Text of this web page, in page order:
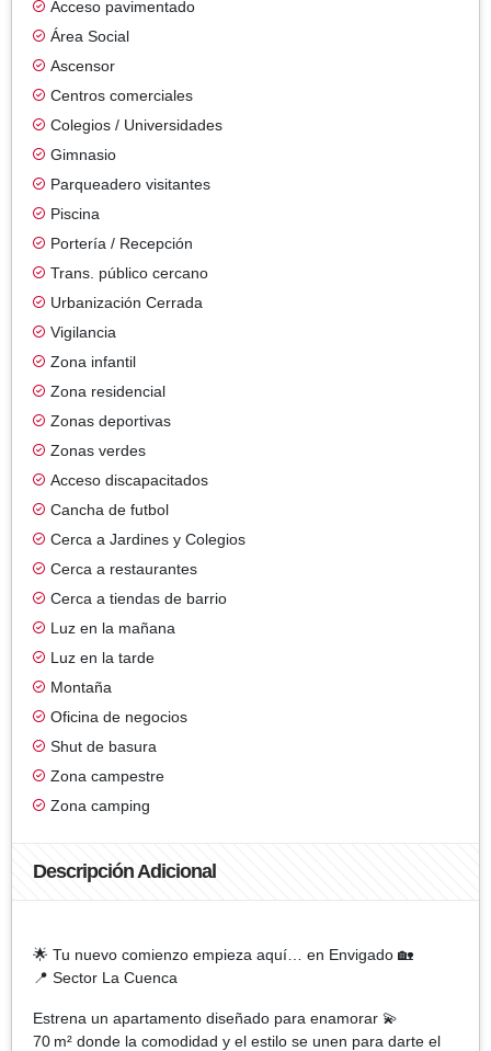
Acceso pavimentado
Área Social
Ascensor
Centros comerciales
Colegios / Universidades
Gimnasio
Parqueadero visitantes
Piscina
Portería / Recepción
Trans. público cercano
Urbanización Cerrada
Vigilancia
Zona infantil
Zona residencial
Zonas deportivas
Zonas verdes
Acceso discapacitados
Cancha de futbol
Cerca a Jardines y Colegios
Cerca a restaurantes
Cerca a tiendas de barrio
Luz en la mañana
Luz en la tarde
Montaña
Oficina de negocios
Shut de basura
Zona campestre
Zona camping
Descripción Adicional
🌟 Tu nuevo comienzo empieza aquí… en Envigado 🏡
📍 Sector La Cuenca
Estrena un apartamento diseñado para enamorar 💫
70 m² donde la comodidad y el estilo se unen para darte el